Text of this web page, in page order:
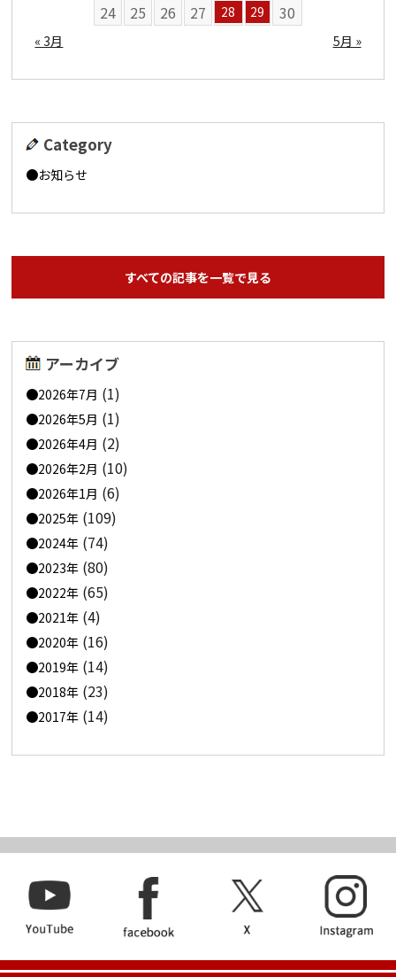
24
25 26 27 28 29 30
« 3月 5月 »
Category
お知らせ
すべての記事を一覧で見る
アーカイブ
2026年7月 (1)
2026年5月 (1)
2026年4月 (2)
2026年2月 (10)
2026年1月 (6)
2025年 (109)
2024年 (74)
2023年 (80)
2022年 (65)
2021年 (4)
2020年 (16)
2019年 (14)
2018年 (23)
2017年 (14)